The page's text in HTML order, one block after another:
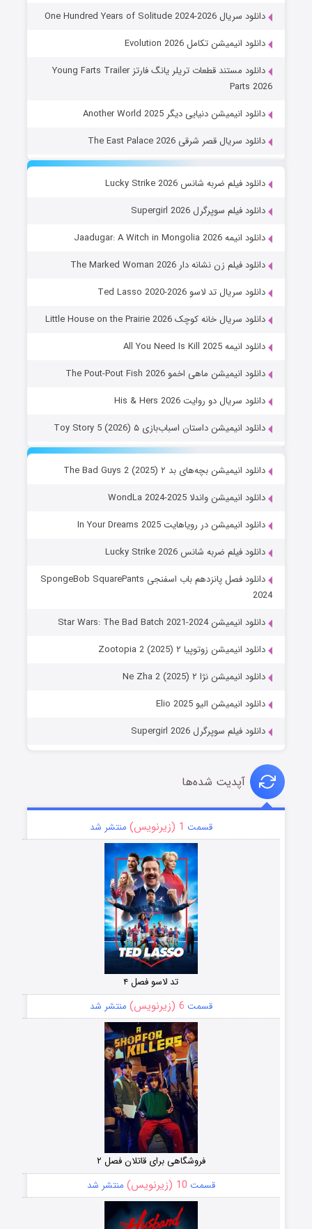
دانلود سریال One Hundred Years of Solitude 2024-2026
دانلود انیمیشن تکامل Evolution 2026
دانلود مستند قطعات تریلر یانگ فارتز Young Farts Trailer
Parts 2026
دانلود انیمیشن دنیایی دیگر Another World 2025
دانلود سریال قصر شرقی The East Palace 2026
دانلود فیلم ضربه شانس Lucky Strike 2026
دانلود فیلم سوپرگرل Supergirl 2026
دانلود انیمه Jaadugar: A Witch in Mongolia 2026
دانلود فیلم زن نشانه دار The Marked Woman 2026
دانلود سریال تد لاسو Ted Lasso 2020-2026
دانلود سریال خانه کوچک Little House on the Prairie 2026
دانلود انیمه All You Need Is Kill 2025
دانلود انیمیشن ماهی اخمو The Pout-Pout Fish 2026
دانلود سریال دو روایت His & Hers 2026
دانلود انیمیشن داستان اسباب‌بازی ۵ Toy Story 5 (2026)
دانلود انیمیشن بچه‌های بد ۲ The Bad Guys 2 (2025)
دانلود انیمیشن واندلا WondLa 2024-2025
دانلود انیمیشن در رویاهایت In Your Dreams 2025
دانلود فیلم ضربه شانس Lucky Strike 2026
دانلود فصل پانزدهم باب اسفنجی SpongeBob SquarePants
2024
دانلود انیمیشن Star Wars: The Bad Batch 2021-2024
دانلود انیمیشن زوتوپیا ۲ Zootopia 2 (2025)
دانلود انیمیشن نژا ۲ Ne Zha 2 (2025)
دانلود انیمیشن الیو Elio 2025
دانلود فیلم سوپرگرل Supergirl 2026
آپدیت شده‌ها
قسمت 1 (زیرنویس) منتشر شد
تد لاسو فصل ۴
قسمت 6 (زیرنویس) منتشر شد
فروشگاهی برای قاتلان فصل ۲
قسمت 10 (زیرنویس) منتشر شد